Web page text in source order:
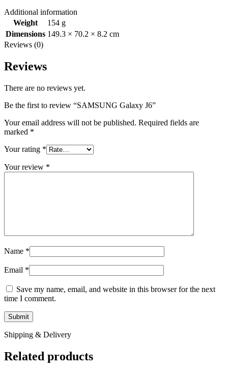
Additional information
Weight
154 g
Dimensions 149.3 × 70.2 × 8.2 cm
Reviews (0)
Reviews
There are no reviews yet.
Be the first to review “SAMSUNG Galaxy J6”
Your email address will not be published. Required fields are
marked *
Your rating *
Your review *
Name *
Email *
Save my name, email, and website in this browser for the next
time I comment.
Shipping & Delivery
Related products